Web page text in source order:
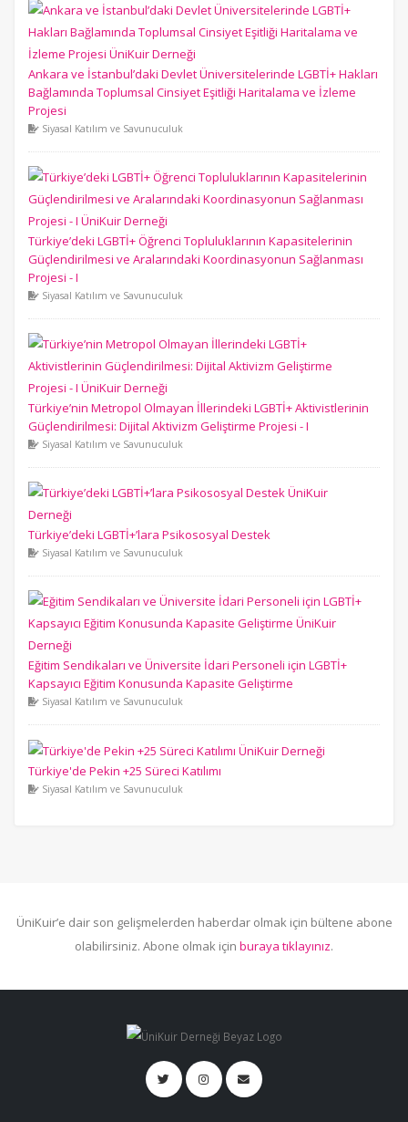
Ankara ve İstanbul’daki Devlet Üniversitelerinde LGBTİ+ Hakları
Bağlamında Toplumsal Cinsiyet Eşitliği Haritalama ve İzleme
Projesi
Siyasal Katılım ve Savunuculuk
Türkiye’deki LGBTİ+ Öğrenci Topluluklarının Kapasitelerinin
Güçlendirilmesi ve Aralarındaki Koordinasyonun Sağlanması
Projesi - I
Siyasal Katılım ve Savunuculuk
Türkiye’nin Metropol Olmayan İllerindeki LGBTİ+ Aktivistlerinin
Güçlendirilmesi: Dijital Aktivizm Geliştirme Projesi - I
Siyasal Katılım ve Savunuculuk
Türkiye’deki LGBTİ+’lara Psikososyal Destek
Siyasal Katılım ve Savunuculuk
Eğitim Sendikaları ve Üniversite İdari Personeli için LGBTİ+
Kapsayıcı Eğitim Konusunda Kapasite Geliştirme
Siyasal Katılım ve Savunuculuk
Türkiye'de Pekin +25 Süreci Katılımı
Siyasal Katılım ve Savunuculuk
ÜniKuir’e dair son gelişmelerden haberdar olmak için bültene abone
olabilirsiniz. Abone olmak için buraya tıklayınız.